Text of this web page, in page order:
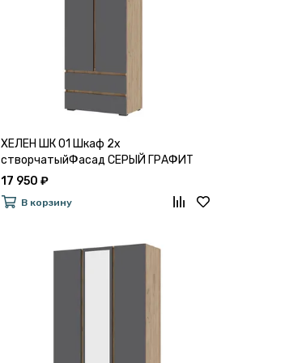
ХЕЛЕН ШК 01 Шкаф 2х
створчатыйФасад СЕРЫЙ ГРАФИТ
0162/Корпус ДУБ КРАФТ ЗОЛОТО
17 950 ₽
В корзину